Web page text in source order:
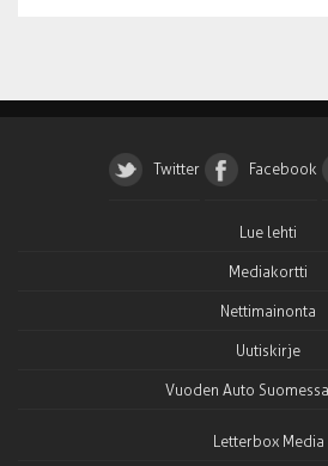
Twitter Facebook
Lue lehti
Mediakortti
Nettimainonta
Uutiskirje
Vuoden Auto
Letterbox Media